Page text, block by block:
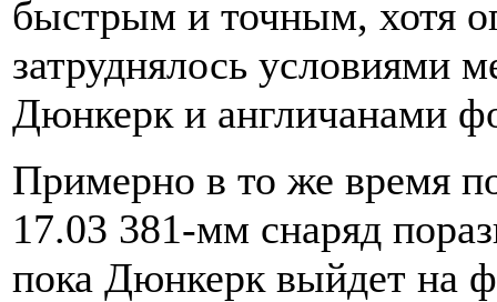
быстрым и точным, хотя
затруднялось условиями
Дюнкерк и англичанами
Примерно в то же время
17.03 381-мм снаряд
пока Дюнкерк выйдет на